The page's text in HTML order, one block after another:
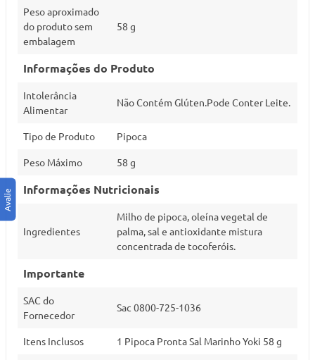
Peso aproximado
do produto sem
embalagem
58 g
Informações do Produto
Intolerância
Alimentar
Não Contém Glúten.Pode Conter Leite.
Tipo de Produto Pipoca
Peso Máximo 58 g
Informações Nutricionais
Ingredientes
Milho de pipoca, oleína vegetal de
palma, sal e antioxidante mistura
concentrada de tocoferóis.
Importante
SAC do
Fornecedor
Sac 0800-725-1036
Itens Inclusos 1 Pipoca Pronta Sal Marinho Yoki 58 g